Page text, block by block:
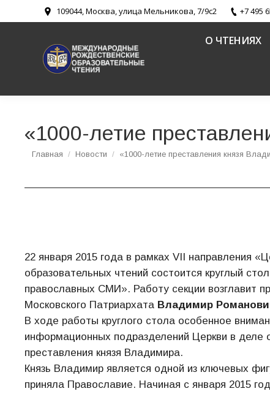
109044, Москва, улица Мельникова, 7/9с2 +7 495
О ЧТЕНИЯХ
«1000-летие
Вы здесь:
Главная Новости «1000-летие преставления князя
22 января 2015 года в рамках VII направления
образовательных чтений состоится круглый
православных СМИ». Работу секции возглавит
Московского Патриархата Владимир
В ходе работы круглого стола особенное
информационных подразделений Церкви в деле
преставления князя Владимира.
Князь Владимир является одной из ключевых
приняла Православие. Начиная с января 2015